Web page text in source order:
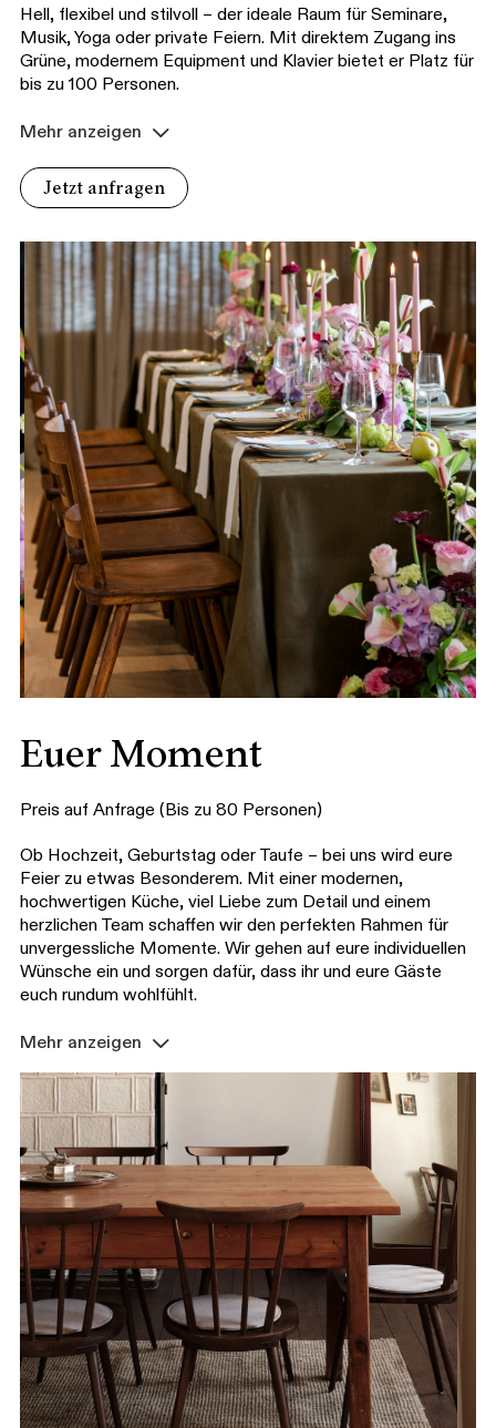
Hell, flexibel und stilvoll – der ideale Raum für Seminare,
Musik, Yoga oder private Feiern. Mit direktem Zugang ins
Grüne, modernem Equipment und Klavier bietet er Platz für
bis zu 100 Personen.
Mehr anzeigen
Jetzt anfragen
Euer Moment
Preis auf Anfrage (Bis zu 80 Personen)
Ob Hochzeit, Geburtstag oder Taufe – bei uns wird eure
Feier zu etwas Besonderem. Mit einer modernen,
hochwertigen Küche, viel Liebe zum Detail und einem
herzlichen Team schaffen wir den perfekten Rahmen für
unvergessliche Momente. Wir gehen auf eure individuellen
Wünsche ein und sorgen dafür, dass ihr und eure Gäste
euch rundum wohlfühlt.
Mehr anzeigen